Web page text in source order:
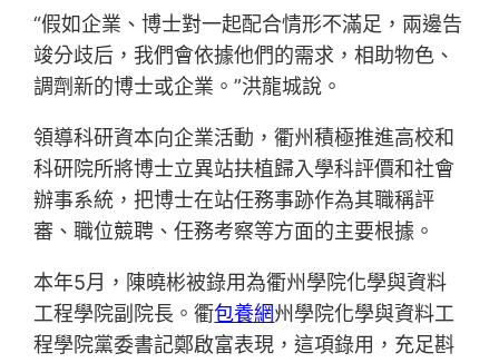
“假如企業、博士對一起配合情形不滿足，兩邊告
竣分歧后，我們會依據他們的需求，相助物色、
調劑新的博士或企業。”洪龍城說。
領導科研資本向企業活動，衢州積極推進高校和
科研院所將博士立異站扶植歸入學科評價和社會
辦事系統，把博士在站任務事跡作為其職稱評
審、職位競聘、任務考察等方面的主要根據。
本年5月，陳曉彬被錄用為衢州學院化學與資料
工程學院副院長。衢包養網州學院化學與資料工
程學院黨委書記鄭啟富表現，這項錄用，充足斟